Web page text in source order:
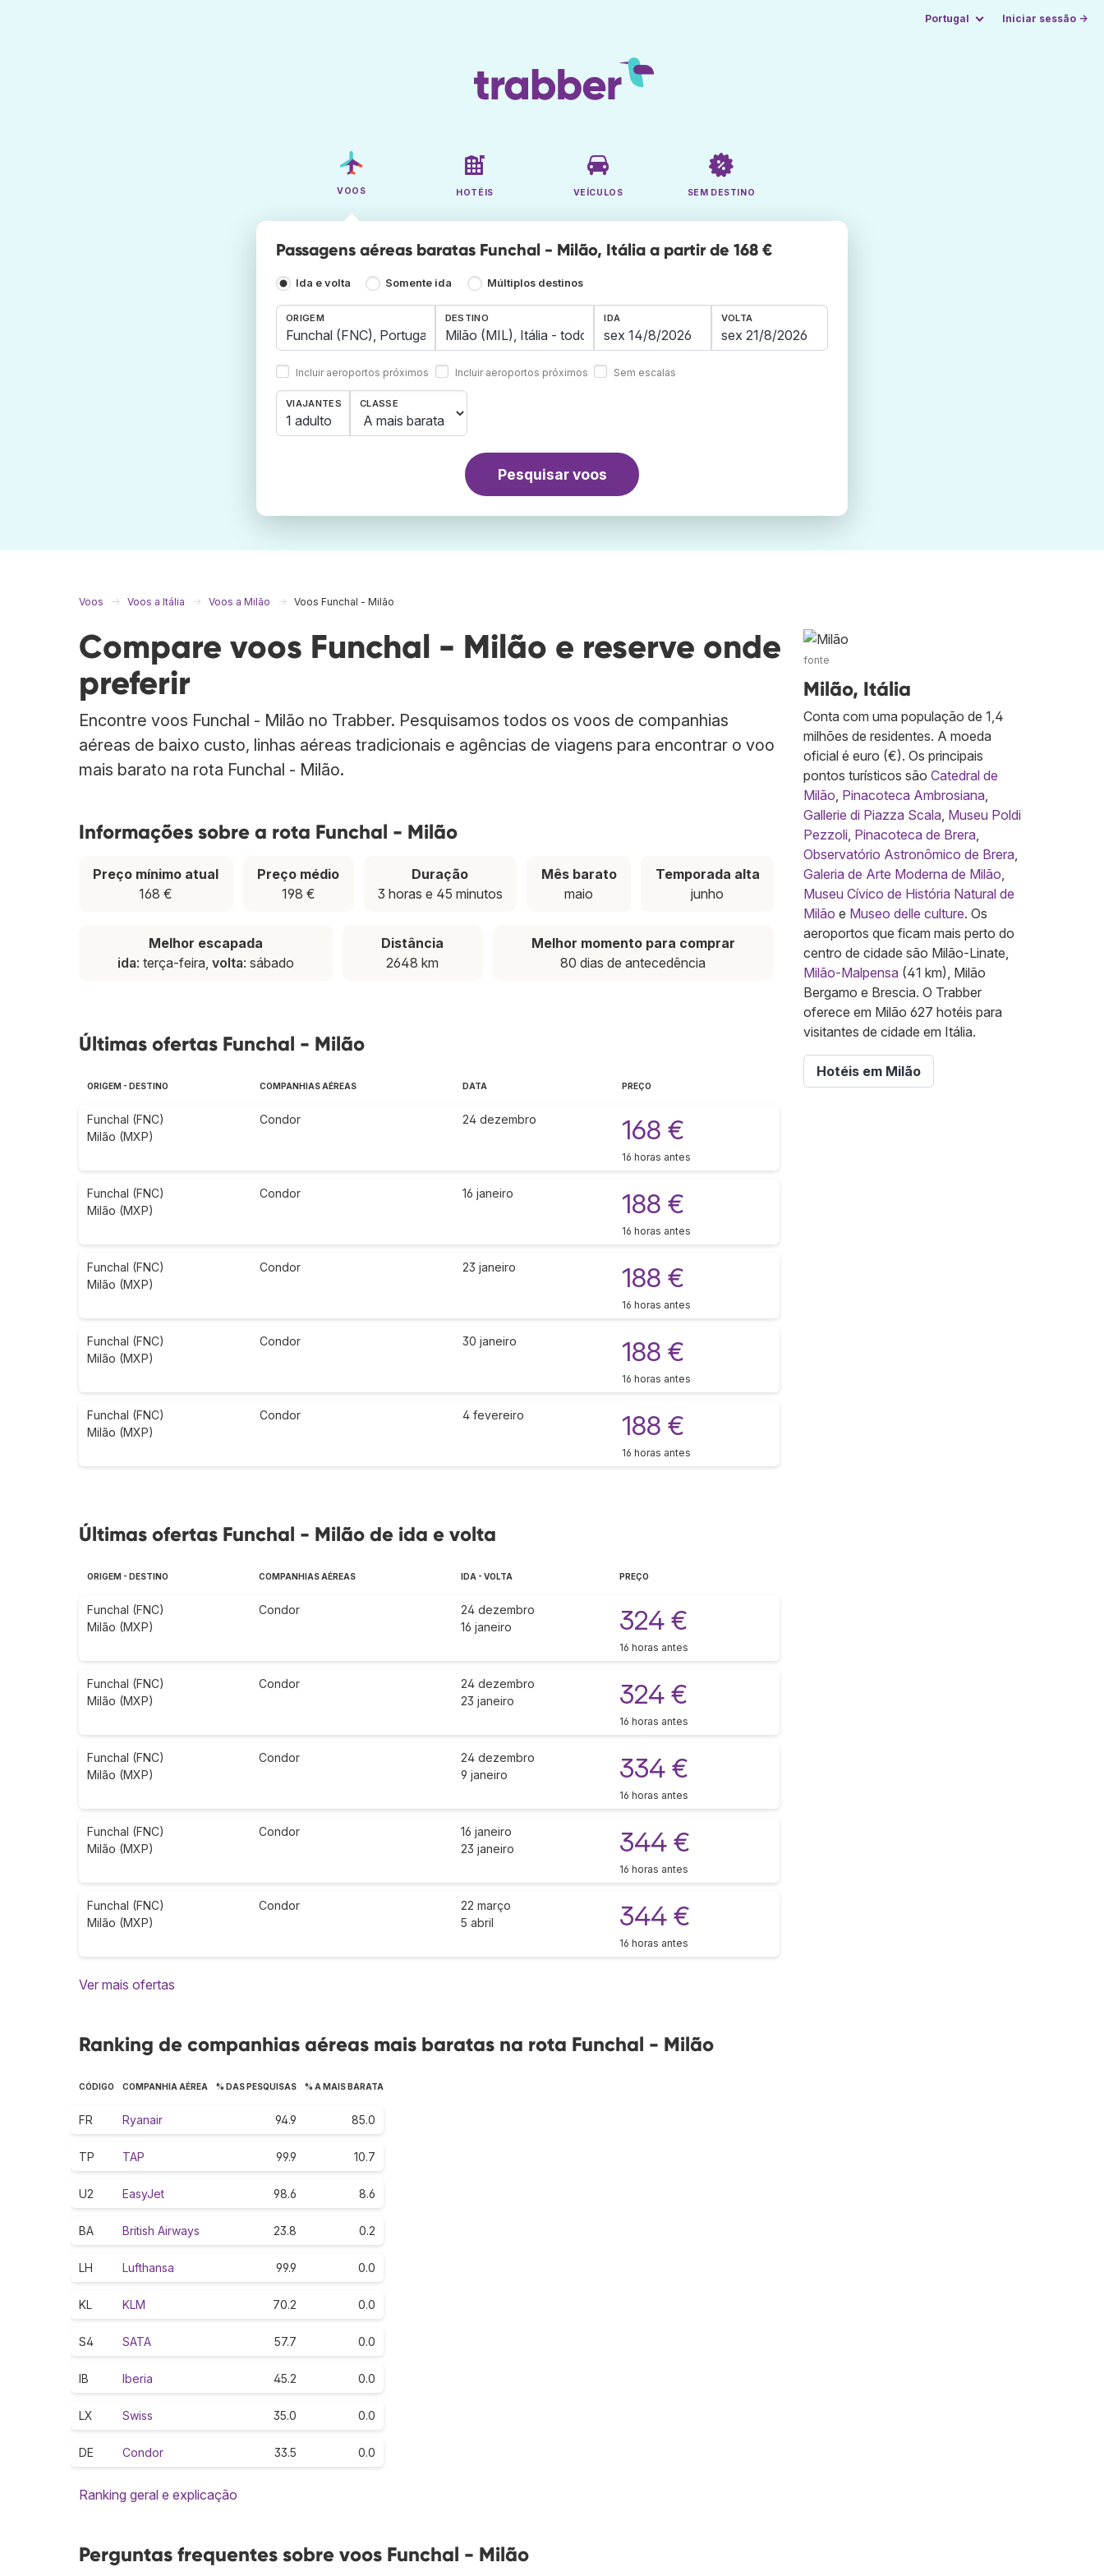
Portugal Iniciar sessão →
VOOS HOTÉIS VEÍCULOS SEM DESTINO
Passagens aéreas baratas Funchal - Milão, Itália a partir de 168 €
Ida e volta Somente ida Múltiplos destinos
ORIGEM
Incluir aeroportos próximos
DESTINO
Incluir aeroportos próximos
IDA VOLTA
Sem escalas
VIAJANTES
1 adulto
CLASSE
Pesquisar voos
Voos Voos a Itália Voos a Milão Voos Funchal - Milão
Compare voos Funchal - Milão e reserve onde
preferir
Encontre voos Funchal - Milão no Trabber. Pesquisamos todos os voos de companhias
aéreas de baixo custo, linhas aéreas tradicionais e agências de viagens para encontrar o voo
mais barato na rota Funchal - Milão.
Informações sobre a rota Funchal - Milão
Preço mínimo atual
168 €
Preço médio
198 €
Duração
3 horas e 45 minutos
Mês barato
maio
Temporada alta
junho
Melhor escapada
ida: terça-feira,volta: sábado
Distância
2648 km
Melhor momento para comprar
80 dias de antecedência
Últimas ofertas Funchal - Milão
ORIGEM - DESTINO COMPANHIAS AÉREAS DATA PREÇO
Funchal (FNC)
Milão (MXP)
Condor 24 dezembro 168 €
16 horas antes
Funchal (FNC)
Milão (MXP)
Condor 16 janeiro 188 €
16 horas antes
Funchal (FNC)
Milão (MXP)
Condor 23 janeiro 188 €
16 horas antes
Funchal (FNC)
Milão (MXP)
Condor 30 janeiro 188 €
16 horas antes
Funchal (FNC)
Milão (MXP)
Condor 4 fevereiro 188 €
16 horas antes
Últimas ofertas Funchal - Milão de ida e volta
ORIGEM - DESTINO COMPANHIAS AÉREAS IDA - VOLTA PREÇO
Funchal (FNC)
Milão (MXP)
Condor
24 dezembro
16 janeiro
324 €
16 horas antes
Funchal (FNC)
Milão (MXP)
Condor
24 dezembro
23 janeiro
324 €
16 horas antes
Funchal (FNC)
Milão (MXP)
Condor
24 dezembro
9 janeiro
334 €
16 horas antes
Funchal (FNC)
Milão (MXP)
Condor
16 janeiro
23 janeiro
344 €
16 horas antes
Funchal (FNC)
Milão (MXP)
Condor
22 março
5 abril
344 €
16 horas antes
Ver mais ofertas
Ranking de companhias aéreas mais baratas na rota Funchal - Milão
CÓDIGO COMPANHIA AÉREA % DAS PESQUISAS % A MAIS BARATA
FR Ryanair 94.9 85.0
TP TAP 99.9 10.7
U2 EasyJet 98.6 8.6
BA British Airways 23.8 0.2
LH Lufthansa 99.9 0.0
KL KLM 70.2 0.0
S4 SATA 57.7 0.0
IB Iberia 45.2 0.0
LX Swiss 35.0 0.0
DE Condor 33.5 0.0
Ranking geral e explicação
Perguntas frequentes sobre voos Funchal - Milão
fonte
Milão, Itália
Conta com uma população de 1,4
milhões de residentes. A moeda
oficial é euro (€). Os principais
pontos turísticos são Catedral de
Milão, Pinacoteca Ambrosiana,
Gallerie di Piazza Scala, Museu Poldi
Pezzoli, Pinacoteca de Brera,
Observatório Astronômico de Brera,
Galeria de Arte Moderna de Milão,
Museu Cívico de História Natural de
Milão e Museo delle culture. Os
aeroportos que ficam mais perto do
centro de cidade são Milão-Linate,
Milão-Malpensa (41 km), Milão
Bergamo e Brescia. O Trabber
oferece em Milão 627 hotéis para
visitantes de cidade em Itália.
Hotéis em Milão